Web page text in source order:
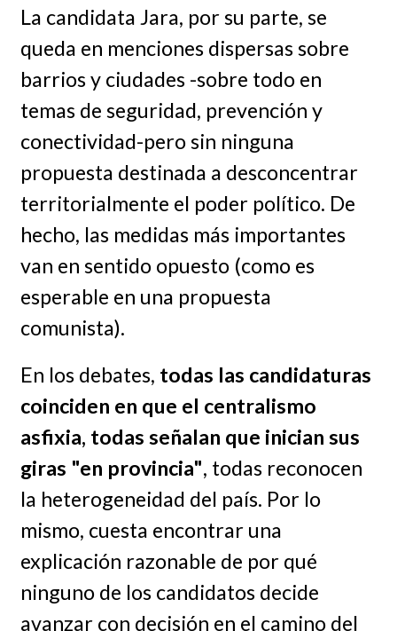
La candidata Jara, por su parte, se
queda en menciones dispersas sobre
barrios y ciudades -sobre todo en
temas de seguridad, prevención y
conectividad-pero sin ninguna
propuesta destinada a desconcentrar
territorialmente el poder político. De
hecho, las medidas más importantes
van en sentido opuesto (como es
esperable en una propuesta
comunista).
En los debates, todas las candidaturas
coinciden en que el centralismo
asfixia, todas señalan que inician sus
giras "en provincia", todas reconocen
la heterogeneidad del país. Por lo
mismo, cuesta encontrar una
explicación razonable de por qué
ninguno de los candidatos decide
avanzar con decisión en el camino del